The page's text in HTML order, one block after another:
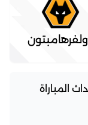
المباراة